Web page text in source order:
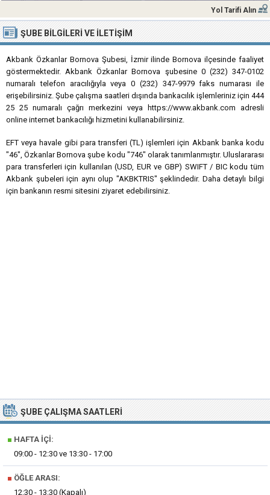
Yol Tarifi Alın
ŞUBE BILGILERI VE İLETIŞIM
Akbank Özkanlar Bornova Şubesi, İzmir ilinde Bornova ilçesinde faaliyet
göstermektedir. Akbank Özkanlar Bornova şubesine 0 (232) 347-0102
numaralı telefon aracılığıyla veya 0 (232) 347-9979 faks numarası ile
erişebilirsiniz. Şube çalışma saatleri dışında bankacılık işlemleriniz için 444
25 25 numaralı çağrı merkezini veya https://www.akbank.com adresli
online internet bankacılığı hizmetini kullanabilirsiniz.
EFT veya havale gibi para transferi (TL) işlemleri için Akbank banka kodu
"46", Özkanlar Bornova şube kodu "746" olarak tanımlanmıştır. Uluslararası
para transferleri için kullanılan (USD, EUR ve GBP) SWIFT / BIC kodu tüm
Akbank şubeleri için aynı olup "AKBKTRIS" şeklindedir. Daha detaylı bilgi
için bankanın resmi sitesini ziyaret edebilirsiniz.
ŞUBE ÇALIŞMA SAATLERI
■ HAFTA İÇI:
09:00 - 12:30 ve 13:30 - 17:00
■ ÖĞLE ARASI:
12:30 - 13:30 (Kapalı)